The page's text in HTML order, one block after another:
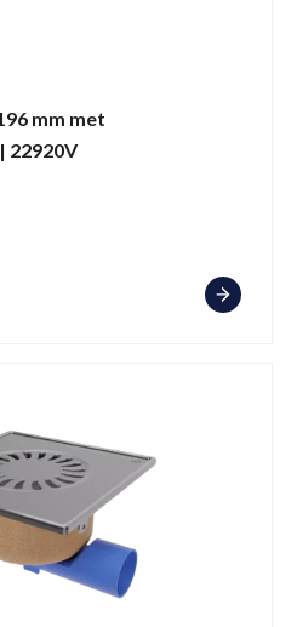
mm met
22920V